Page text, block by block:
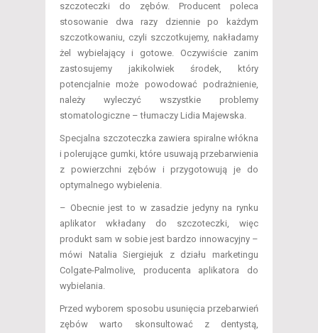
szczoteczki do zębów. Producent poleca
stosowanie dwa razy dziennie po każdym
szczotkowaniu, czyli szczotkujemy, nakładamy
żel wybielający i gotowe. Oczywiście zanim
zastosujemy jakikolwiek środek, który
potencjalnie może powodować podrażnienie,
należy wyleczyć wszystkie problemy
stomatologiczne – tłumaczy Lidia Majewska.
Specjalna szczoteczka zawiera spiralne włókna
i polerujące gumki, które usuwają przebarwienia
z powierzchni zębów i przygotowują je do
optymalnego wybielenia.
– Obecnie jest to w zasadzie jedyny na rynku
aplikator wkładany do szczoteczki, więc
produkt sam w sobie jest bardzo innowacyjny –
mówi Natalia Siergiejuk z działu marketingu
Colgate-Palmolive, producenta aplikatora do
wybielania.
Przed wyborem sposobu usunięcia przebarwień
zębów warto skonsultować z dentystą,